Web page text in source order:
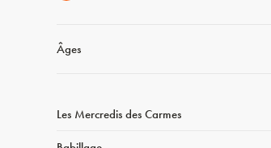
Âges
Les Mercredis des Carmes